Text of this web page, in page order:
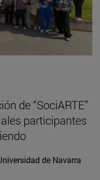
de “SociARTE”
participantes
de Navarra